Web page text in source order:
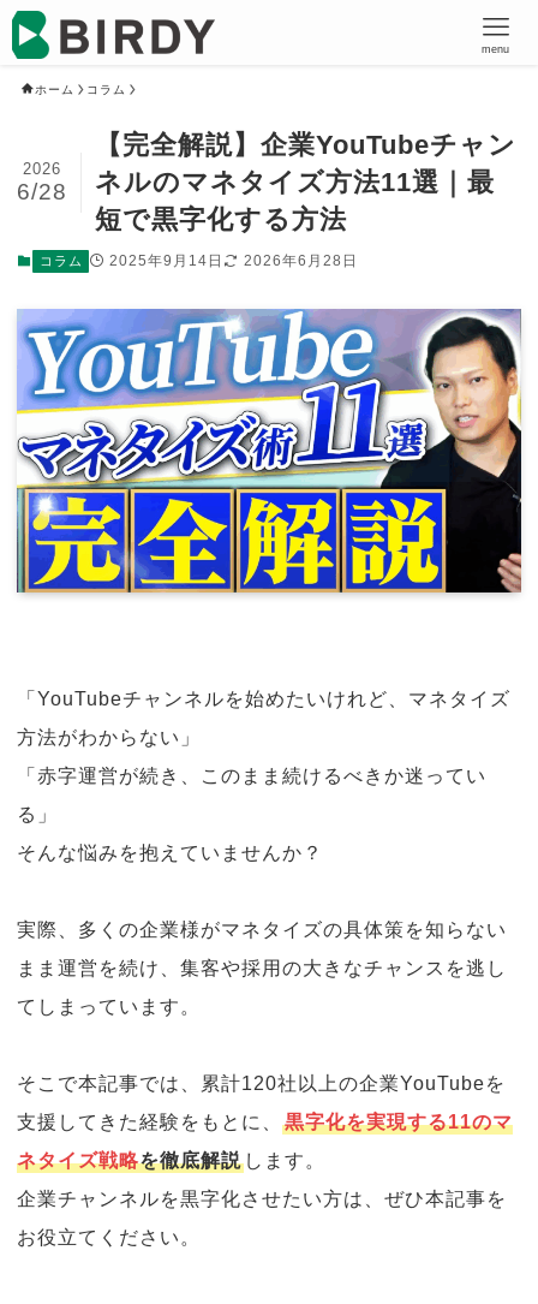
menu
ホーム コラム
【完全解説】企業YouTubeチャン
ネルのマネタイズ方法11選｜最
短で黒字化する方法
2026
6/28
コラム 2025年9月14日 2026年6月28日
「YouTubeチャンネルを始めたいけれど、マネタイズ
方法がわからない」
「赤字運営が続き、このまま続けるべきか迷ってい
る」
そんな悩みを抱えていませんか？
実際、多くの企業様がマネタイズの具体策を知らない
まま運営を続け、集客や採用の大きなチャンスを逃し
てしまっています。
そこで本記事では、累計120社以上の企業YouTubeを
支援してきた経験をもとに、黒字化を実現する11のマ
ネタイズ戦略を徹底解説 します。
企業チャンネルを黒字化させたい方は、ぜひ本記事を
お役立てください。